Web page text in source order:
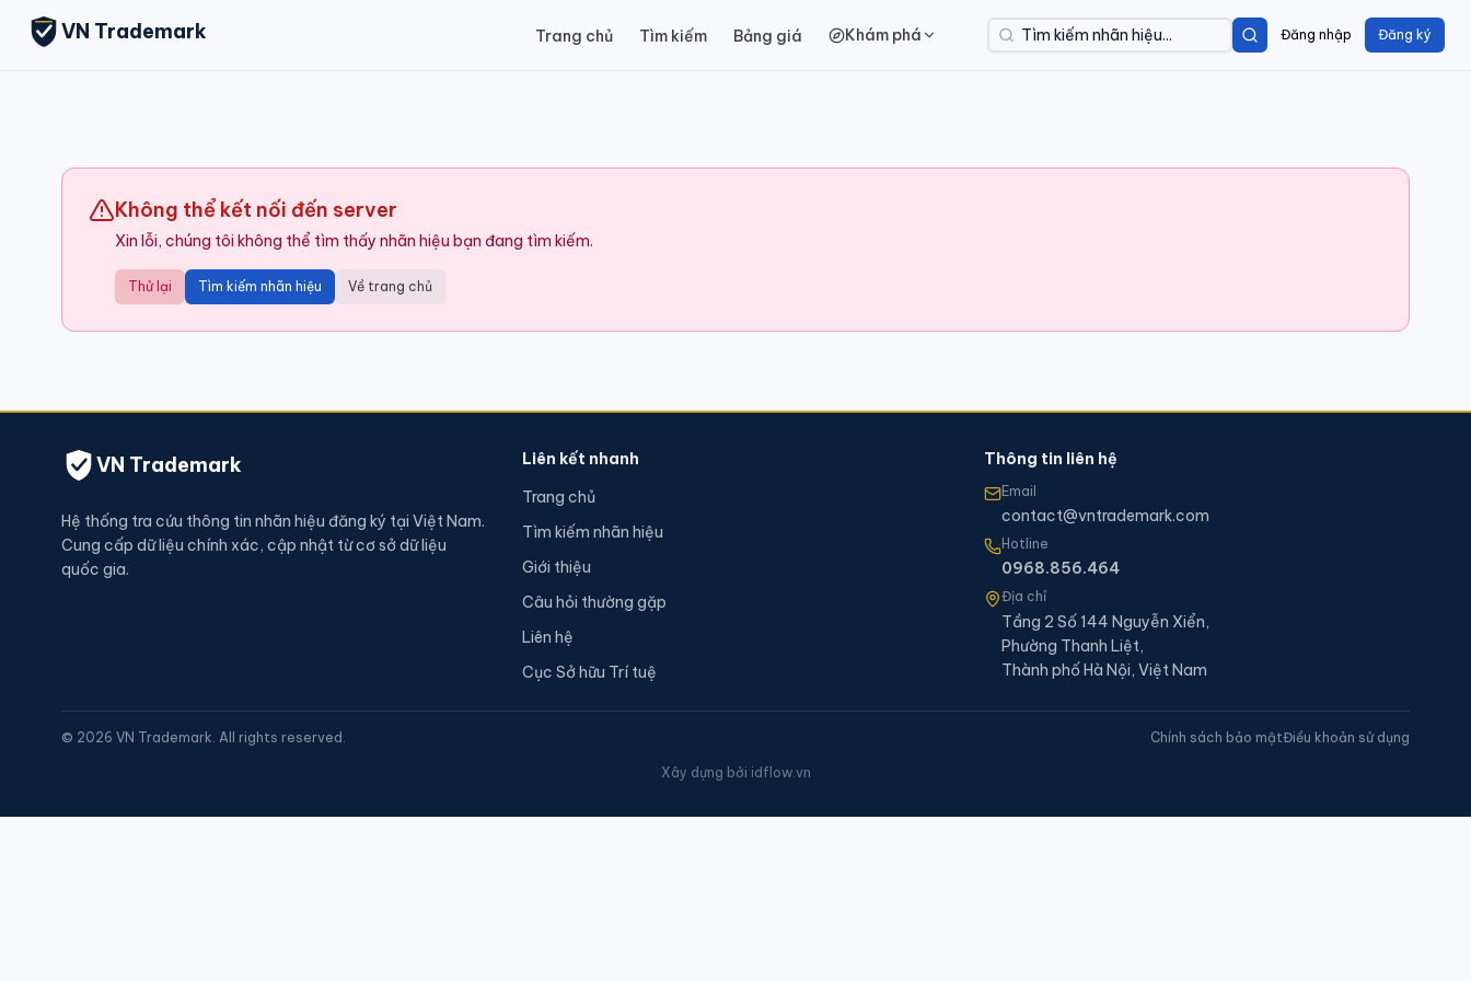
VN Trademark Trang chủ Tìm kiếm Bảng giá Khám phá Đăng nhập Đăng ký
Không thể kết nối đến server
Xin lỗi, chúng tôi không thể tìm thấy nhãn hiệu bạn đang tìm kiếm.
Thử lại Tìm kiếm nhãn hiệu Về trang chủ
VN Trademark
Hệ thống tra cứu thông tin nhãn hiệu đăng ký tại Việt Nam.
Cung cấp dữ liệu chính xác, cập nhật từ cơ sở dữ liệu
quốc gia.
Liên kết nhanh
Trang chủ
Tìm kiếm nhãn hiệu
Giới thiệu
Câu hỏi thường gặp
Liên hệ
Cục Sở hữu Trí tuệ
Thông tin liên hệ
Email
contact@vntrademark.com
Hotline
0968.856.464
Địa chỉ
Tầng 2 Số 144 Nguyễn Xiển,
Phường Thanh Liệt,
Thành phố Hà Nội, Việt Nam
© 2026 VN Trademark. All rights reserved. Chính sách bảo mậtĐiều khoản sử dụng
Xây dựng bởi idflow.vn